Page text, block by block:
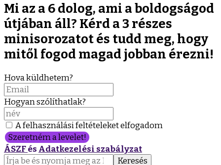
Mi az a 6 dolog, ami a boldogságod
útjában áll? Kérd a 3 részes
minisorozatot és tudd meg, hogy
mitől fogod magad jobban érezni!
Hova küldhetem?
Hogyan szólíthatlak?
A felhasználási feltételeket elfogadom
Szeretném a levelet!
ÁSZFés Adatkezelési szabályzat
Keresés: